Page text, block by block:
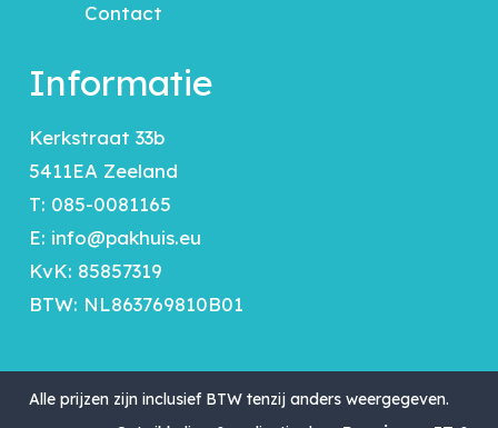
Contact
Informatie
Kerkstraat 33b
5411EA Zeeland
T: 085-0081165
E: info@pakhuis.eu
KvK: 85857319
BTW: NL863769810B01
Alle prijzen zijn inclusief BTW tenzij anders weergegeven.